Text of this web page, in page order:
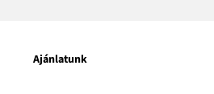
Ajánlatunk